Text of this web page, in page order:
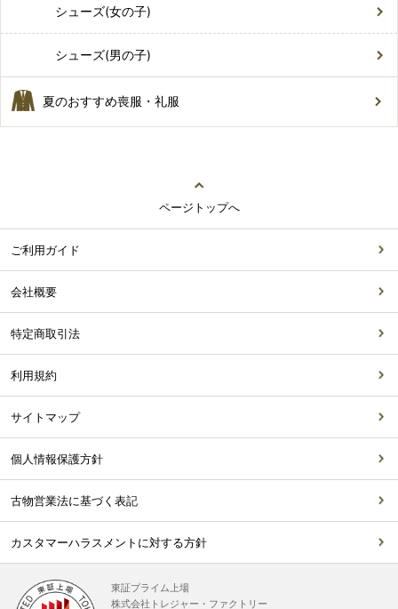
シューズ(女の子)
シューズ(男の子)
夏のおすすめ喪服・礼服
ページトップへ
ご利用ガイド
会社概要
特定商取引法
利用規約
サイトマップ
個人情報保護方針
古物営業法に基づく表記
カスタマーハラスメントに対する方針
東証プライム上場
株式会社トレジャー・ファクトリー